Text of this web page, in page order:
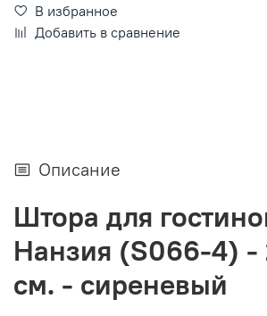
В избранное
Добавить в сравнение
Описание
Штора для
Нанзия (S066-4) -
см. - сиреневый